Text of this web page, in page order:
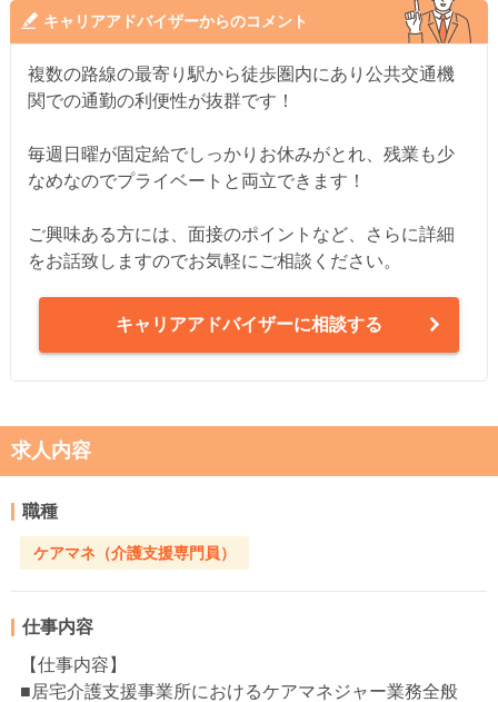
キャリアアドバイザーからのコメント
複数の路線の最寄り駅から徒歩圏内にあり公共交通機
関での通勤の利便性が抜群です！
毎週日曜が固定給でしっかりお休みがとれ、残業も少
なめなのでプライベートと両立できます！
ご興味ある方には、面接のポイントなど、さらに詳細
をお話致しますのでお気軽にご相談ください。
キャリアアドバイザーに相談する
求人内容
職種
ケアマネ（介護支援専門員）
仕事内容
【仕事内容】
■居宅介護支援事業所におけるケアマネジャー業務全般